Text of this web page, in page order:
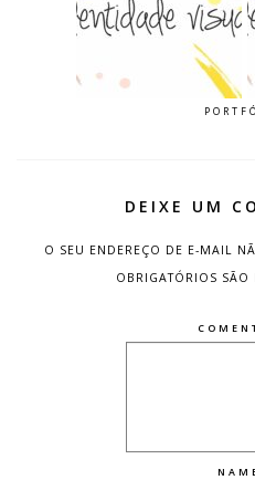
DEIXE UM
O SEU ENDEREÇO DE E-MAIL
OBRIGATÓRIOS